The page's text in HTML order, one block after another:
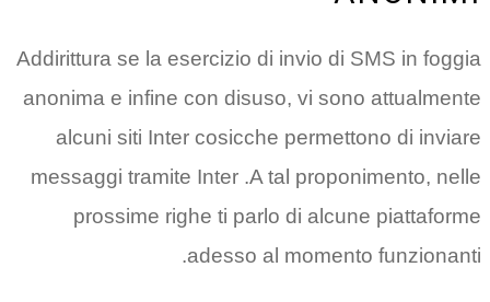
Addirittura se la esercizio di
anonima e infine con disuso,
alcuni siti Inter cosicche
messaggi tramite Inter .A tal
prossime righe ti parlo di
adesso al